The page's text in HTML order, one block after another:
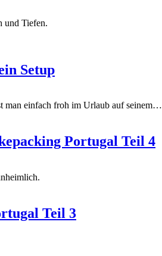
und Tiefen.
Setup
einfach froh im Urlaub auf seinem…
Portugal Teil 4
Teil 3